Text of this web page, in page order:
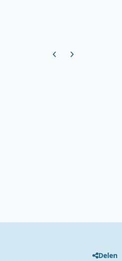
Previous carousel slide
Next carousel slide
Delen